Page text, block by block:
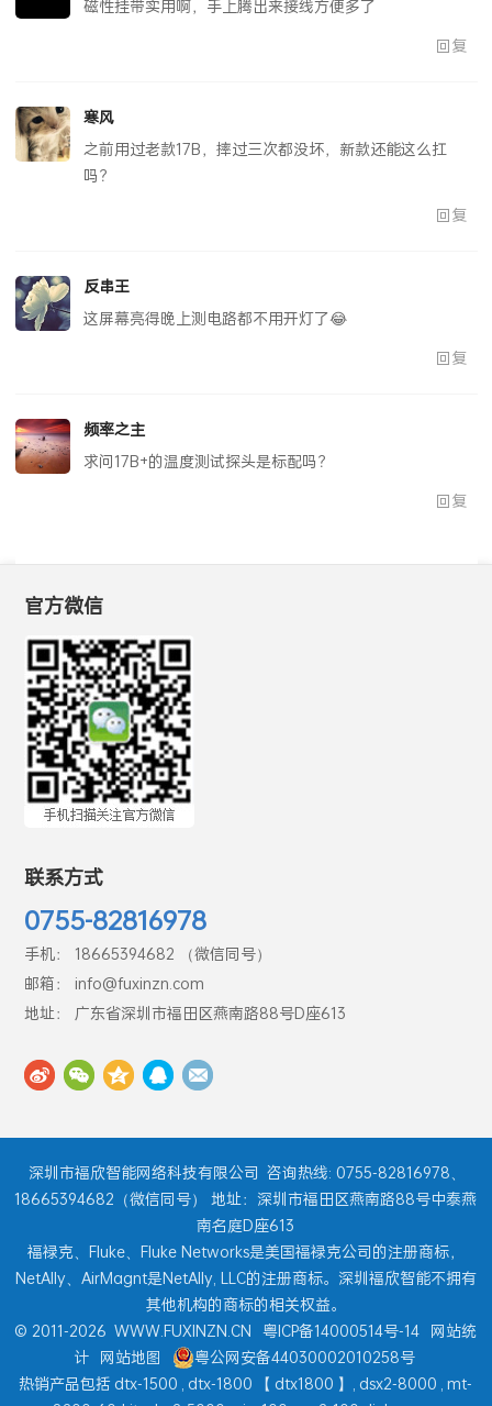
磁性挂带实用啊，手上腾出来接线方便多了
回复
寒风
之前用过老款17B，摔过三次都没坏，新款还能这么扛
吗？
回复
反串王
这屏幕亮得晚上测电路都不用开灯了😂
回复
频率之主
求问17B+的温度测试探头是标配吗？
回复
官方微信
联系方式
0755-82816978
手机： 18665394682 （微信同号）
邮箱： info@fuxinzn.com
地址： 广东省深圳市福田区燕南路88号D座613
深圳市福欣智能网络科技有限公司 咨询热线: 0755-82816978、
18665394682（微信同号） 地址：深圳市福田区燕南路88号中泰燕
南名庭D座613
福禄克、Fluke、Fluke Networks是美国福禄克公司的注册商标，
NetAlly、AirMagnt是NetAlly, LLC的注册商标。深圳福欣智能不拥有
其他机构的商标的相关权益。
© 2011-2026 WWW.FUXINZN.CN 粤ICP备14000514号-14 网站统
计 网站地图
粤公网安备44030002010258号
热销产品包括 dtx-1500 , dtx-1800 【 dtx1800 】, dsx2-8000 , mt-